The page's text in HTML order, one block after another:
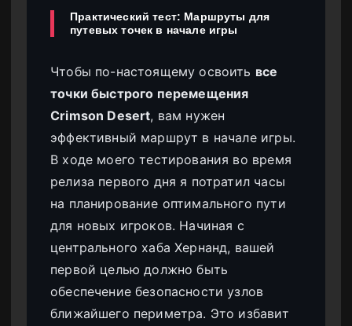
Практический тест: Маршруты для
путевых точек в начале игры
Чтобы по-настоящему освоить все
точки быстрого перемещения
Crimson Desert, вам нужен
эффективный маршрут в начале игры.
В ходе моего тестирования во время
релиза первого дня я потратил часы
на планирование оптимального пути
для новых игроков. Начиная с
центрального хаба Хернанд, вашей
первой целью должно быть
обеспечение безопасности узлов
ближайшего периметра. Это избавит